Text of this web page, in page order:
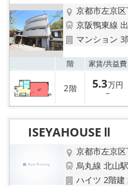
京都市左京
京阪鴨東線
マンション
階 家賃/共益費
2階 5.3万円
－
ISEYAHOUSE Ⅱ
京都市左京
烏丸線 北山
ハイツ 2階建